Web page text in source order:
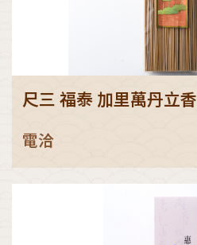
尺三 福泰 加里萬丹立香
電洽